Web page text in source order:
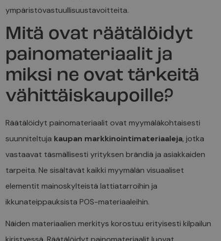
ympäristövastuullisuustavoitteita.
Mitä ovat räätälöidyt
painomateriaalit ja
miksi ne ovat tärkeitä
vähittäiskaupoille?
Räätälöidyt painomateriaalit ovat myymäläkohtaisesti
suunniteltuja kaupan markkinointimateriaaleja, jotka
vastaavat täsmällisesti yrityksen brändiä ja asiakkaiden
tarpeita. Ne sisältävät kaikki myymälän visuaaliset
elementit mainoskylteistä lattiatarroihin ja
ikkunateippauksista POS-materiaaleihin.
Näiden materiaalien merkitys korostuu erityisesti kilpailun